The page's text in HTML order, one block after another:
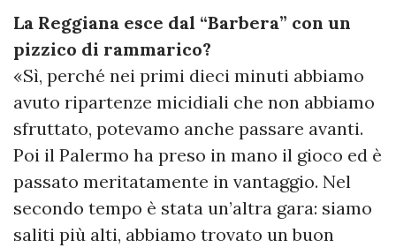
La Reggiana esce dal “Barbera” con un
pizzico di rammarico?
«Sì, perché nei primi dieci minuti abbiamo
avuto ripartenze micidiali che non abbiamo
sfruttato, potevamo anche passare avanti.
Poi il Palermo ha preso in mano il gioco ed è
passato meritatamente in vantaggio. Nel
secondo tempo è stata un’altra gara: siamo
saliti più alti, abbiamo trovato un buon